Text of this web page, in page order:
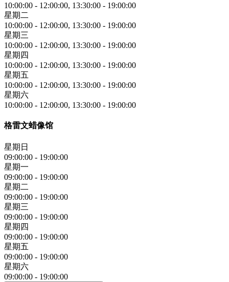
10:00:00 - 12:00:00, 13:30:00 - 19:00:00
星期二
10:00:00 - 12:00:00, 13:30:00 - 19:00:00
星期三
10:00:00 - 12:00:00, 13:30:00 - 19:00:00
星期四
10:00:00 - 12:00:00, 13:30:00 - 19:00:00
星期五
10:00:00 - 12:00:00, 13:30:00 - 19:00:00
星期六
10:00:00 - 12:00:00, 13:30:00 - 19:00:00
格雷文蜡像馆
星期日
09:00:00 - 19:00:00
星期一
09:00:00 - 19:00:00
星期二
09:00:00 - 19:00:00
星期三
09:00:00 - 19:00:00
星期四
09:00:00 - 19:00:00
星期五
09:00:00 - 19:00:00
星期六
09:00:00 - 19:00:00